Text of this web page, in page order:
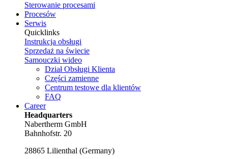
Sterowanie procesami
Procesów
Serwis
Quicklinks
Instrukcja obsługi
Sprzedaż na świecie
Samouczki wideo
Dział Obsługi Klienta
Części zamienne
Centrum testowe dla klientów
FAQ
Career
Headquarters
Nabertherm GmbH
Bahnhofstr. 20
28865 Lilienthal (Germany)